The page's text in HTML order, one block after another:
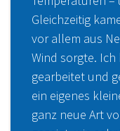
Gleichzeitig
vor allem aus
Wind sorgte.
gearbeitet und
ein eigenes
ganz neue Art